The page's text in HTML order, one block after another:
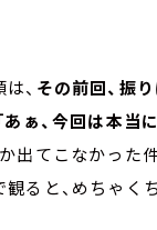
、 その前回、振
あぁ、今回は本当
出てこなかった
ると、めちゃく